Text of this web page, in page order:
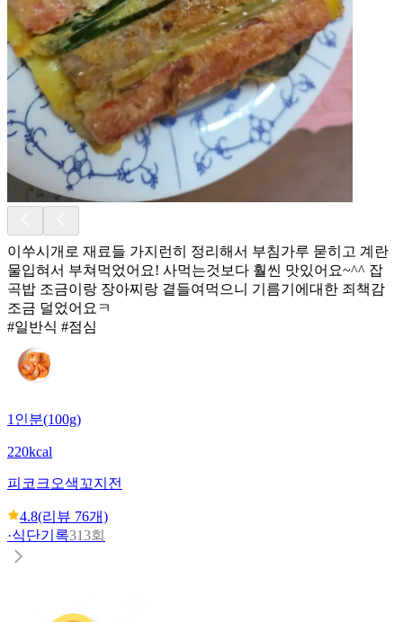
이쑤시개로 재료들 가지런히 정리해서 부침가루 묻히고 계란
물입혀서 부쳐먹었어요! 사먹는것보다 훨씬 맛있어요~^^ 잡
곡밥 조금이랑 장아찌랑 곁들여먹으니 기름기에대한 죄책감
조금 덜었어요ㅋ
#일반식 #점심
1인분(100g)
220kcal
피코크 오색꼬지전
4.8(리뷰 76개)
·식단기록313회